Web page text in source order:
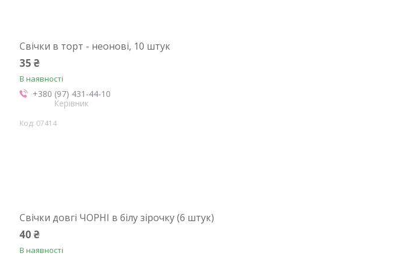
Свічки в торт - неонові, 10 штук
35 ₴
В наявності
+380 (97) 431-44-10
Керівник
07414
Свічки довгі ЧОРНІ в білу зірочку (6 штук)
40 ₴
В наявності